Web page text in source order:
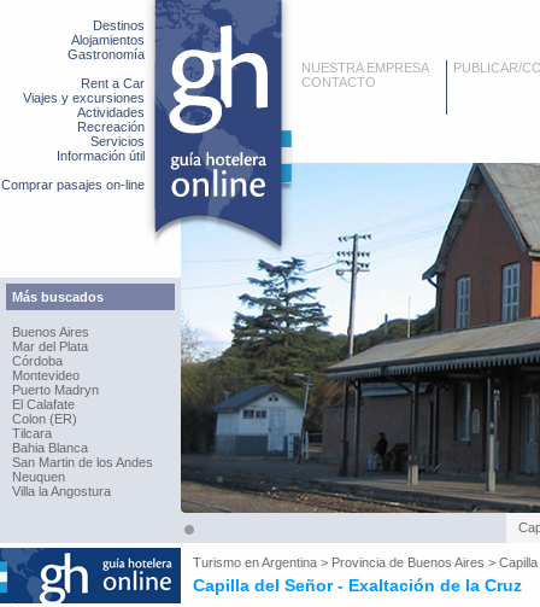
Destinos
Alojamientos
Gastronomía
Rent a Car
Viajes y excursiones
Actividades
Recreación
Servicios
Información útil
Comprar pasajes on-line
Más buscados
Buenos Aires
Mar del Plata
Córdoba
Montevideo
Puerto Madryn
El Calafate
Colon (ER)
Tilcara
Bahia Blanca
San Martin de los Andes
Neuquen
Villa la Angostura
NUESTRA EMPRESA
CONTACTO
PUBLICAR/
Turismo enArgentina > Provincia de Buenos Aires >
Capilla del Señor - Exaltación de la Cruz